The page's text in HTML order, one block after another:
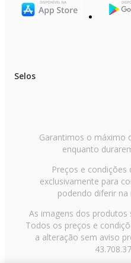
Selos
Garantimos o máximo
enquanto
Preços e
exclusivamente para
podendo diferir na
As imagens dos
Todos os preços e
a alteração sem aviso